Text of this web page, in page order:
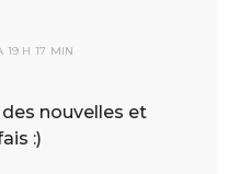
19 H 17 MIN
des nouvelles et
:)